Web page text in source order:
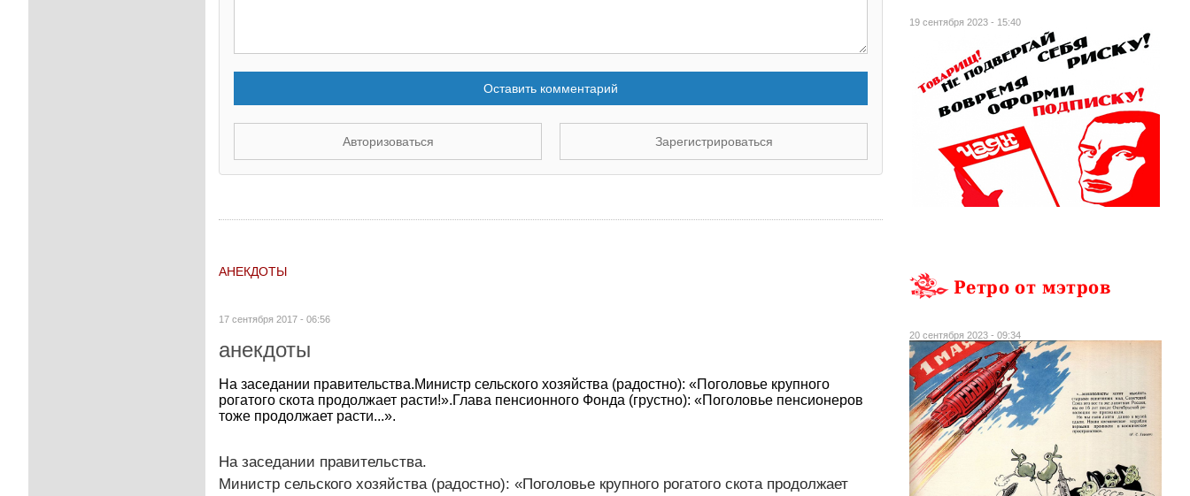
Оставить комментарий
Авторизоваться Зарегистрироваться
АНЕКДОТЫ
17 сентября 2017 - 06:56
анекдоты
На заседании правительства.Министр сельского хозяйства (радостно): «Поголовье крупного
рогатого скота продолжает расти!».Глава пенсионного Фонда (грустно): «Поголовье пенсионеров
тоже продолжает расти...».
На заседании правительства.
Министр сельского хозяйства (радостно): «Поголовье крупного рогатого скота продолжает
19 сентября 2023 - 15:40
Ретро от мэтров
20 сентября 2023 - 09:34